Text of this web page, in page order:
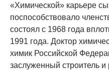
«Химической» карьере
поспособствовало
состоял с 1968 года
1991 года. Доктор
химик Российской
заслуженный строитель и